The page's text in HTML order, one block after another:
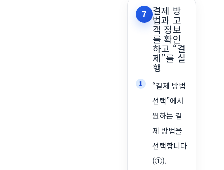
7 결제 방
법과 고
객 정보
를 확인
하고 “결
제”를 실
행
“결제 방법
선택”에서
원하는 결
제 방법을
선택합니다
(①).